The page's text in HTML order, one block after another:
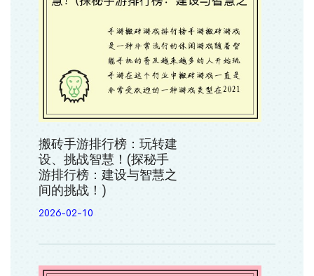
搬砖手游排行榜：玩转建
设、挑战智慧！(探秘手
游排行榜：建设与智慧之
间的挑战！)
2026-02-10